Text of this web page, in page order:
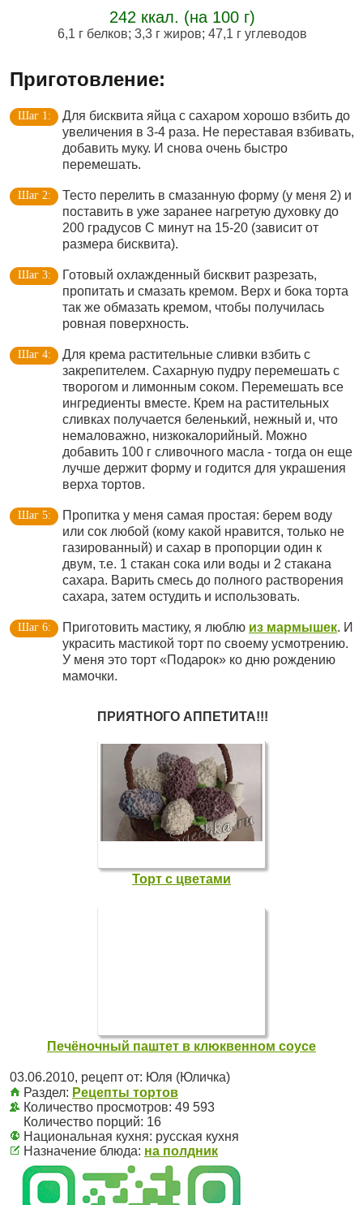
242 ккал. (на 100 г)
6,1 г белков; 3,3 г жиров; 47,1 г углеводов
Приготовление:
Для бисквита яйца с сахаром хорошо взбить до
увеличения в 3-4 раза. Не переставая взбивать,
добавить муку. И снова очень быстро
перемешать.
Тесто перелить в смазанную форму (у меня 2) и
поставить в уже заранее нагретую духовку до
200 градусов С минут на 15-20 (зависит от
размера бисквита).
Готовый охлажденный бисквит разрезать,
пропитать и смазать кремом. Верх и бока торта
так же обмазать кремом, чтобы получилась
ровная поверхность.
Для крема растительные сливки взбить с
закрепителем. Сахарную пудру перемешать с
творогом и лимонным соком. Перемешать все
ингредиенты вместе. Крем на растительных
сливках получается беленький, нежный и, что
немаловажно, низкокалорийный. Можно
добавить 100 г сливочного масла - тогда он еще
лучше держит форму и годится для украшения
верха тортов.
Пропитка у меня самая простая: берем воду
или сок любой (кому какой нравится, только не
газированный) и сахар в пропорции один к
двум, т.е. 1 стакан сока или воды и 2 стакана
сахара. Варить смесь до полного растворения
сахара, затем остудить и использовать.
Приготовить мастику, я люблю из мармышек. И
украсить мастикой торт по своему усмотрению.
У меня это торт «Подарок» ко дню рождению
мамочки.
ПРИЯТНОГО АППЕТИТА!!!
Торт с цветами
Печёночный паштет в клюквенном соусе
03.06.2010, рецепт от: Юля (Юличка)
Раздел: Рецепты тортов
Количество просмотров: 49 593
Количество порций: 16
Национальная кухня: русская кухня
Назначение блюда: на полдник